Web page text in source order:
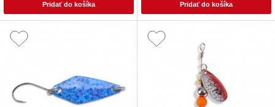
Pridať do košíka Pridať do košíka